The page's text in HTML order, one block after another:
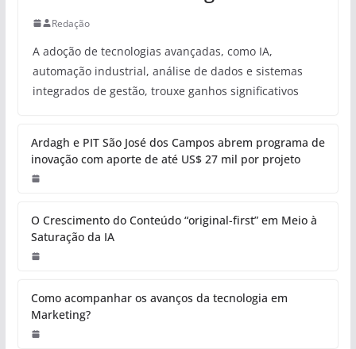
Redação
A adoção de tecnologias avançadas, como IA,
automação industrial, análise de dados e sistemas
integrados de gestão, trouxe ganhos significativos
Ardagh e PIT São José dos Campos abrem programa de
inovação com aporte de até US$ 27 mil por projeto
O Crescimento do Conteúdo “original-first” em Meio à
Saturação da IA
Como acompanhar os avanços da tecnologia em
Marketing?